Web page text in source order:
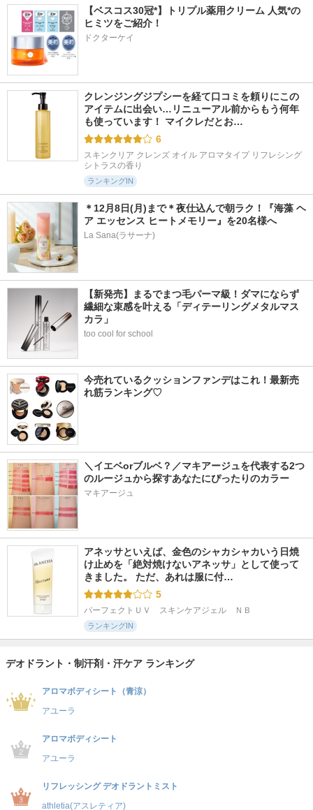
【ベスコス30冠*】トリプル薬用クリーム 人気*の
ヒミツをご紹介！
ドクターケイ
クレンジングジプシーを経て口コミを頼りにこの
アイテムに出会い…リニューアル前からもう何年
も使っています！ マイクレだとお…
6
スキンクリア クレンズ オイル アロマタイプ リフレシング
シトラスの香り
ランキングIN
＊12月8日(月)まで＊夜仕込んで朝ラク！『海藻 ヘ
ア エッセンス ヒートメモリー』を20名様へ
La Sana(ラサーナ)
【新発売】まるでまつ毛パーマ級！ダマにならず
繊細な束感を叶える「ディテーリングメタルマス
カラ」
too cool for school
今売れているクッションファンデはこれ！最新売
れ筋ランキング♡
＼イエベorブルベ？／マキアージュを代表する2つ
のルージュから探すあなたにぴったりのカラー
マキアージュ
アネッサといえば、金色のシャカシャカいう日焼
け止めを「絶対焼けないアネッサ」として使って
きました。 ただ、あれは服に付…
5
パーフェクトＵＶ　スキンケアジェル　ＮＢ
ランキングIN
デオドラント・制汗剤・汗ケア ランキング
アロマボディシート（青涼）
アユーラ
アロマボディシート
アユーラ
リフレッシング デオドラントミスト
athletia(アスレティア)